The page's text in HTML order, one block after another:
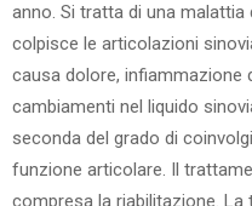
anno. Si tratta di una
colpisce le articolazioni
causa dolore, infiammazione
cambiamenti nel liquido
seconda del grado di
funzione articolare. Il
compresa la riabilitazione.